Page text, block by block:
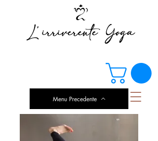
Menu Precedente